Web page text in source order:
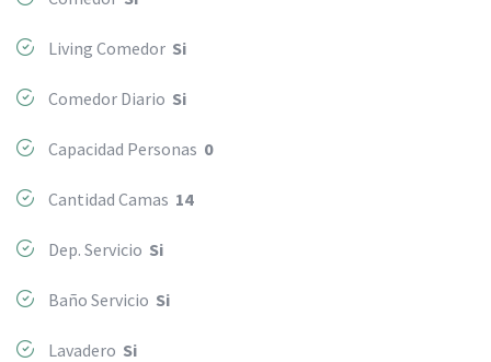
Living Comedor Si
Comedor Diario Si
Capacidad Personas 0
Cantidad Camas 14
Dep. Servicio Si
Baño Servicio Si
Lavadero Si